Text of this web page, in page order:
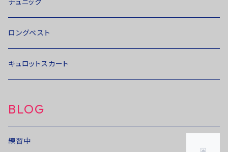
チュニック
ロングベスト
キュロットスカート
BLOG
練習中